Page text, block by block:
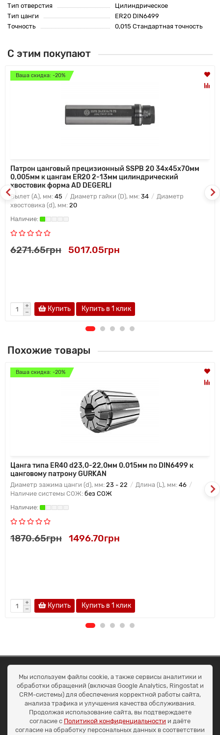
Тип отверстия
Цилиндрическое
Тип цанги
ER20 DIN6499
Точность
0,015 Стандартная точность
С этим покупают
Ваша скидка: -20%
Патрон цанговый прецизионный SSPB 20 34x45x70мм
0,005мм к цангам ER20 2-13мм цилиндрический
хвостовик форма AD DEGERLI
Вылет (A), мм: 45 Диаметр гайки (D), мм: 34
Диаметр
хвостовика (d), мм: 20
6271.65грн 5017.05грн
Купить Купить в 1 клик
Похожие товары
Ваша скидка: -20%
Цанга типа ER40 d23,0-22,0мм 0.015мм по DIN6499 к
цанговому патрону GURKAN
Диаметр зажима цанги (d), мм: 23 - 22 Длина (L), мм: 46
Наличие системы СОЖ: без СОЖ
1870.65грн 1496.70грн
Купить Купить в 1 клик
ОКЕАН ТРЕЙД
Договір публичної оферти
Доставка та оплата
Наші контакти
Умови повернення
+38 (099) 452-20-02
+38 (098) 492-20-02
Мы используем файлы cookie, а также сервисы аналитики и
обработки обращений (включая Google Analytics, Ringostat и
CRM-системы) для обеспечения корректной работы сайта,
анализа трафика и улучшения качества обслуживания.
Продолжая использование сайта, вы подтверждаете
согласие с Политикой конфиденциальности и даёте
согласие на обработку персональных данных в соответствии